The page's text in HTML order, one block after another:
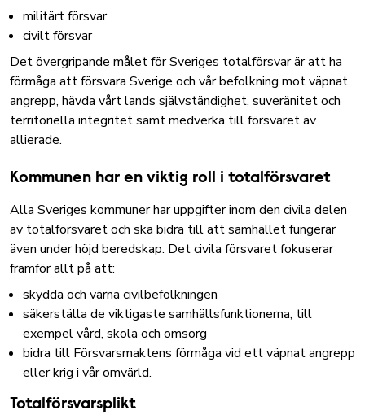
militärt försvar
civilt försvar
Det övergripande målet för Sveriges totalförsvar är att ha
förmåga att försvara Sverige och vår befolkning mot väpnat
angrepp, hävda vårt lands självständighet, suveränitet och
territoriella integritet samt medverka till försvaret av
allierade.
Kommunen har en viktig roll i totalförsvaret
Alla Sveriges kommuner har uppgifter inom den civila delen
av totalförsvaret och ska bidra till att samhället fungerar
även under höjd beredskap. Det civila försvaret fokuserar
framför allt på att:
skydda och värna civilbefolkningen
säkerställa de viktigaste samhällsfunktionerna, till
exempel vård, skola och omsorg
bidra till Försvarsmaktens förmåga vid ett väpnat angrepp
eller krig i vår omvärld.
Totalförsvarsplikt